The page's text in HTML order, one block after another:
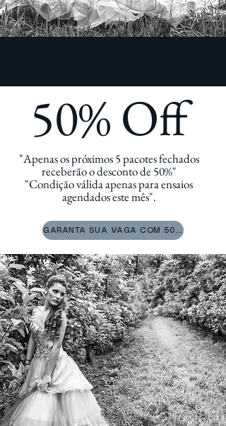
50% Off
"Apenas os próximos 5 pacotes fechados
receberão o desconto de 50%"
"Condição válida apenas para ensaios
agendados este mês".